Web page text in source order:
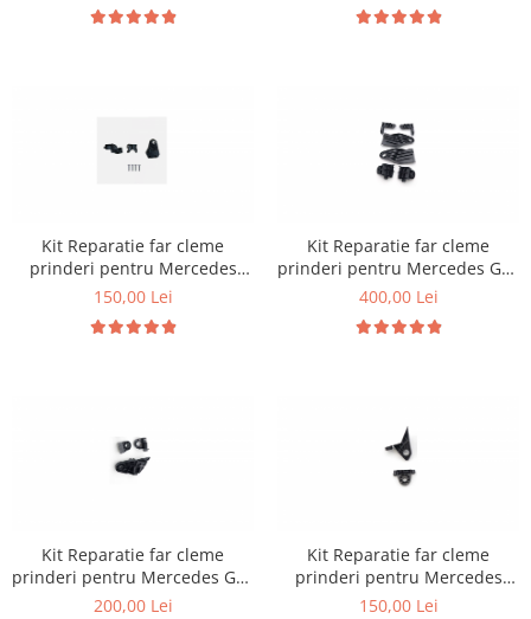
Kit Reparatie far cleme
prinderi pentru Mercedes
W213
150,00 Lei
Kit Reparatie far cleme
prinderi pentru Mercedes GLE
W167
400,00 Lei
Kit Reparatie far cleme
prinderi pentru Mercedes GLE
W167
200,00 Lei
Kit Reparatie far cleme
prinderi pentru Mercedes
W253
150,00 Lei